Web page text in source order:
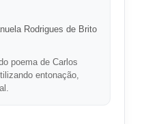
Rodrigues de Brito
poema de Carlos
entonação,